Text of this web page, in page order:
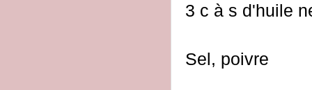
3 c à s d'huile
Sel, poivre